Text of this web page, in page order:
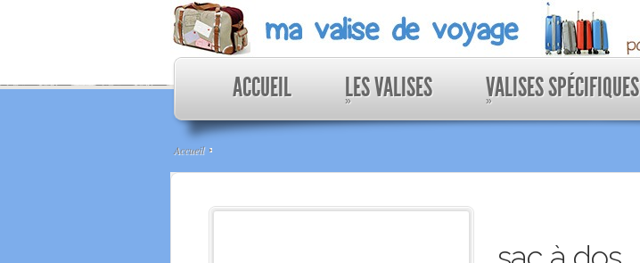
ACCUEIL LES VALISES
» VALISES SPÉCIFIQUES
»
Accueil